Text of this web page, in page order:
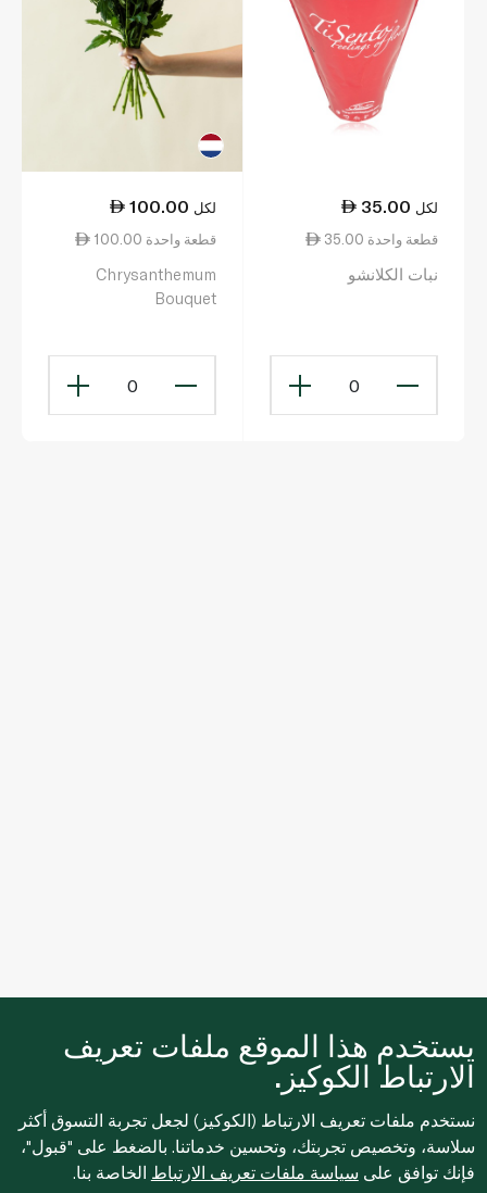
35.00 لكل
35.00 قطعة واحدة
نبات الكلانشو
0
100.00 لكل
100.00 قطعة واحدة
Chrysanthemum
Bouquet
0
يستخدم هذا الموقع ملفات تعريف
الارتباط الكوكيز.
نستخدم ملفات تعريف الارتباط (الكوكيز) لجعل تجربة التسوق أكثر
سلاسة، وتخصيص تجربتك، وتحسين خدماتنا. بالضغط على "قبول"،
فإنك توافق على سياسة ملفات تعريف الارتباط الخاصة بنا.